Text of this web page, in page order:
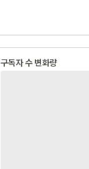
구독자 수 변화량